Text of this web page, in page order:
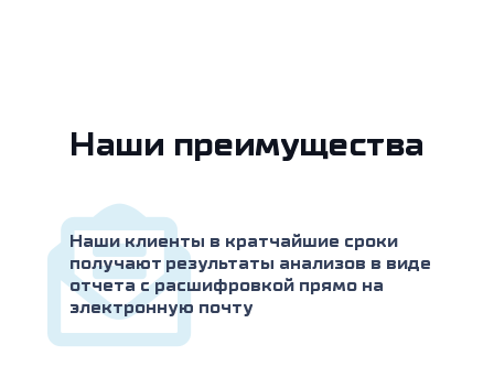
Наши преимущества
Наши клиенты в кратчайшие сроки
получают результаты анализов в виде
отчета с расшифровкой прямо на
электронную почту